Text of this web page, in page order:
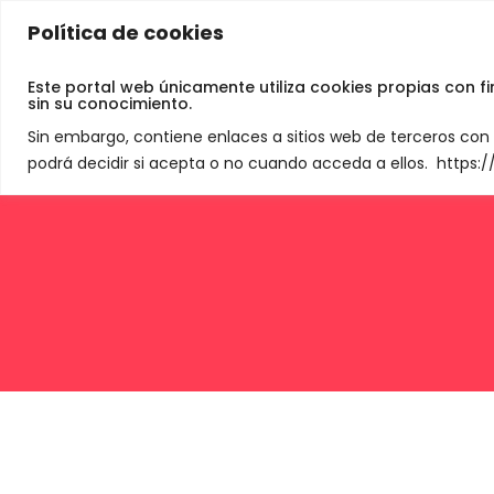
Política de cookies
Este portal web únicamente utiliza cookies propias
sin su conocimiento.
Sin embargo, contiene enlaces a sitios web de terceros
podrá decidir si acepta o no cuando acceda a ellos.